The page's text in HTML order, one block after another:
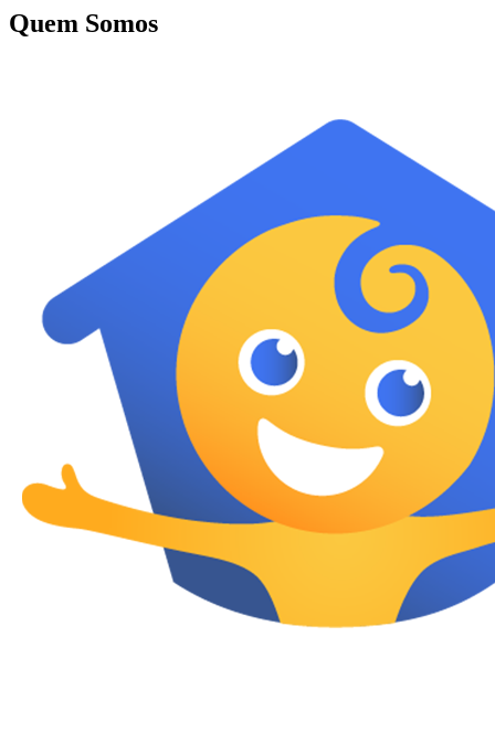
Quem Somos